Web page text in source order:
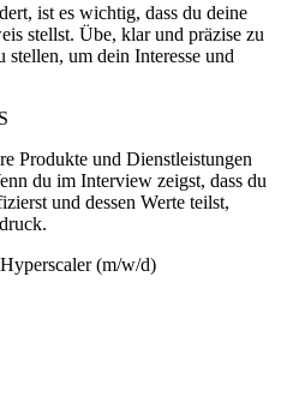
ist es wichtig, dass du deine
stellst. Übe, klar und präzise zu
stellen, um dein Interesse und
Produkte und Dienstleistungen
du im Interview zeigst, dass du
und dessen Werte teilst,
(m/w/d)